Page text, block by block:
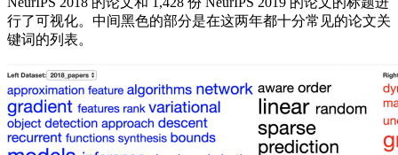
行了可视化。中间黑色的部分是在这两年都十分常见的论文关
键词的列表。